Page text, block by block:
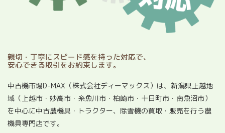
親切・丁寧にスピード感を持った対応で、
安心できる取引をお約束します。
中古機市場D-MAX（株式会社ディーマックス）は、新潟県上越地
域（上越市・妙高市・糸魚川市・柏崎市・十日町市・南魚沼市）
を中心に中古農機具・トラクター、除雪機の買取・販売を行う農
機具専門店です。